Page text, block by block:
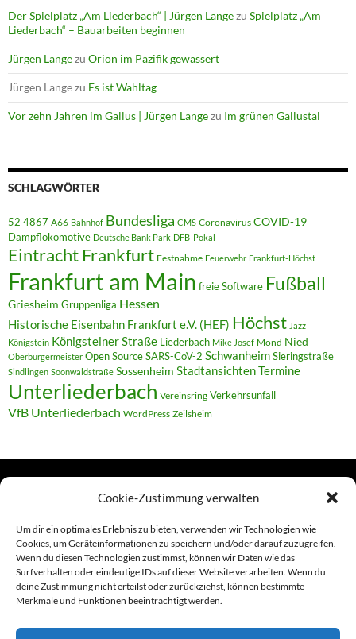
Cookie-Zustimmung verwalten
Um dir ein optimales Erlebnis zu bieten, verwenden wir Technologien wie
Cookies, um Geräteinformationen zu speichern und/oder darauf zuzugreifen.
Wenn du diesen Technologien zustimmst, können wir Daten wie das
Surfverhalten oder eindeutige IDs auf dieser Website verarbeiten. Wenn du
deine Zustimmung nicht erteilst oder zurückziehst, können bestimmte
Merkmale und Funktionen beeinträchtigt werden.
Der Spielplatz „Am Liederbach“ | Jürgen Langezu Spielplatz „Am
Liederbach“ – Bauarbeiten beginnen
Jürgen Langezu Orion im Pazifik gewassert
Jürgen Langezu Es ist Wahltag
Vor zehn Jahren im Gallus | Jürgen Langezu Im grünen Gallustal
SCHLAGWÖRTER
52 4867 A66 Bahnhof Bundesliga CMS Coronavirus COVID-19
Dampflokomotive Deutsche Bank Park DFB-Pokal
Eintracht Frankfurt Festnahme Feuerwehr Frankfurt-Höchst
Frankfurt am Main freie Software Fußball
Griesheim Gruppenliga Hessen
Historische Eisenbahn Frankfurt e.V. (HEF) Höchst Jazz
Königstein Königsteiner Straße Liederbach Mike Josef Mond Nied
Oberbürgermeister Open SourceSARS-CoV-2 SchwanheimSieringstraße
Sindlingen Soonwaldstraße Sossenheim StadtansichtenTermine
Unterliederbach Vereinsring Verkehrsunfall
VfB Unterliederbach WordPress Zeilsheim
Links
Amiga (alt in Seite)
Amiga-News